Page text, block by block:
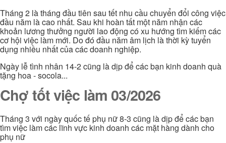
Tháng 2 là tháng đầu tiên sau tết nhu cầu chuyển đổi công việc
đầu năm là cao nhất. Sau khi hoàn tất một năm nhận các
khoản lương thưởng người lao động có xu hướng tìm kiếm các
cơ hội việc làm mới. Do đó đầu năm âm lịch là thời kỳ tuyển
dụng nhiều nhất của các doanh nghiệp.
Ngày lễ tình nhân 14-2 cũng là dịp để các bạn kinh doanh quà
tặng hoa - socola...
Chợ tốt việc làm 03/2026
Tháng 3 với ngày quốc tế phụ nữ 8-3 cũng là dịp để các bạn
tìm việc làm các lĩnh vực kinh doanh các mặt hàng dành cho
phụ nữ